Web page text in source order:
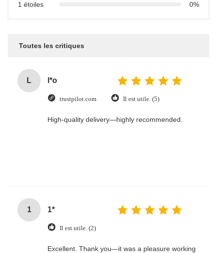
1 étoiles
0%
Toutes les critiques
L l*o
trustpilot.com Il est utile. (5)
High-quality delivery—highly recommended.
1 1*
Il est utile. (2)
Excellent. Thank you—it was a pleasure working